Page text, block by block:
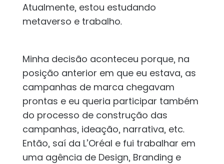
Atualmente, estou estudando
metaverso e trabalho.
Minha decisão aconteceu porque, na
posição anterior em que eu estava, as
campanhas de marca chegavam
prontas e eu queria participar também
do processo de construção das
campanhas, ideação, narrativa, etc.
Então, saí da L’Oréal e fui trabalhar em
uma agência de Design, Branding e